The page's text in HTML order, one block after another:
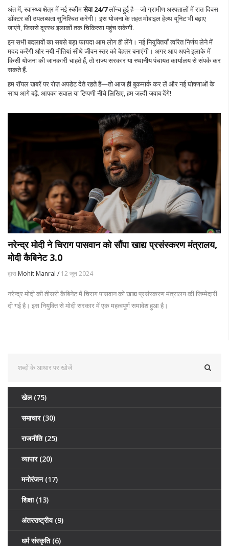
अंत में, स्वास्थ्य क्षेत्र में नई स्कीमसेवा 24/7लॉन्च हुई है—जो ग्रामीण अस्पतालों में रात‑दिवस
डॉक्टर की उपलब्धता सुनिश्चित करेगी। इस योजना के तहत मोबाइल हेल्थ यूनिट भी बढ़ाए
जाएंगे, जिससे दूरस्थ इलाकों तक चिकित्सा पहुंच सकेगी.
इन सभी बदलावों का सबसे बड़ा फायदा आम लोग ही लेंगे। नई नियुक्तियाँ त्वरित निर्णय लेने में
मदद करेंगी और नयी नीतियां सीधे जीवन स्तर को बेहतर बनाएंगी। अगर आप अपने इलाके में
किसी योजना की जानकारी चाहते हैं, तो राज्य सरकार या स्थानीय पंचायत कार्यालय से संपर्क कर
सकते हैं.
हम रॉयल खबरें पर रोज़ अपडेट देते रहते हैं—तो आज ही बुकमार्क कर लें और नई घोषणाओं के
साथ आगे बढ़ें. आपका सवाल या टिप्पणी नीचे लिखिए, हम जल्दी जवाब देंगे!
नरेन्द्र मोदी ने चिराग पासवान को सौंपा खाद्य प्रसंस्करण मंत्रालय,
मोदी कैबिनेट 3.0
द्वारा Mohit Manral / 12 जून 2024
नरेन्द्र मोदी की तीसरी कैबिनेट में चिराग पासवान को खाद्य प्रसंस्करण मंत्रालय की जिम्मेदारी
दी गई है। इस नियुक्ति से मोदी सरकार में एक महत्वपूर्ण समावेश हुआ है।
खेल (75)
समाचार (30)
राजनीति (25)
व्यापार (20)
मनोरंजन (17)
शिक्षा (13)
अंतरराष्ट्रीय (9)
धर्म संस्कृति (6)